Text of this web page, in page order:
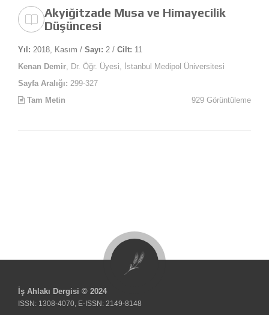
Akyiğitzade Musa ve Himayecilik
Düşüncesi
Yıl: 2018, Kasım / Sayı: 2 / Cilt: 11
Kenan Demir , Dr. Öğr. Üyesi, İstanbul Medipol Üniversitesi
Sayfa Aralığı: 299-327
Tam Metin
929 Görüntüleme
İş Ahlakı Dergisi © 2024
ISSN: 1308-4070, E-ISSN: 2149-8148